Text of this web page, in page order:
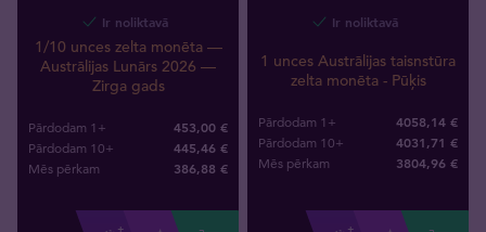
Ir noliktavā
1/10 unces zelta monēta —
Austrālijas Lunārs 2026 —
Zirga gads
Pārdodam 1+ 453,00 €
Pārdodam 10+ 445,46 €
Mēs pērkam 386,88 €
Ir noliktavā
1 unces Austrālijas taisnstūra
zelta monēta - Pūķis
Pārdodam 1+ 4058,14 €
Pārdodam 10+ 4031,71 €
Mēs pērkam 3804,96 €